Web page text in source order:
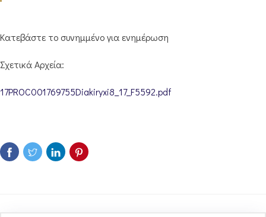
Κατεβάστε το συνημμένο για ενημέρωση
Σχετικά Αρχεία:
17PROC001769755Diakiryxi8_17_F5592.pdf